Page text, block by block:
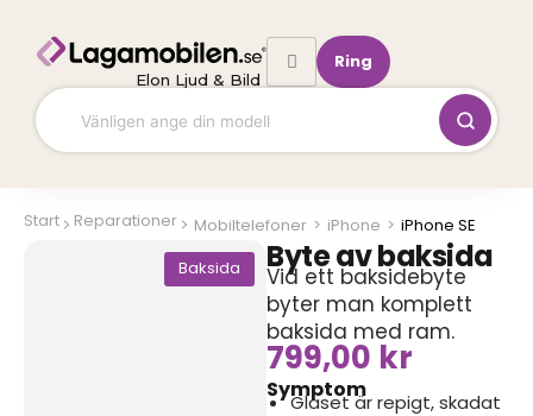
innehåll
Elon Ljud & Bild
Ring
Start Reparationer Mobiltelefoner > iPhone > iPhone SE
Baksida
Byte av baksida
Vid ett baksidebyte
byter man komplett
baksida med ram.
799,00 kr
Symptom
Glaset är repigt, skadat